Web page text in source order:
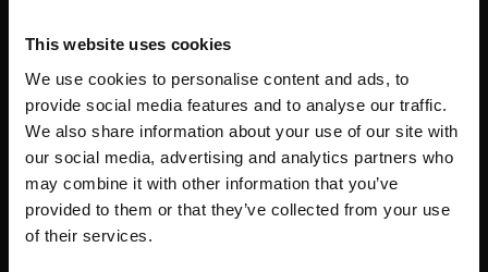
This website uses cookies
We use cookies to personalise content and ads, to
provide social media features and to analyse our traffic.
We also share information about your use of our site with
our social media, advertising and analytics partners who
may combine it with other information that you’ve
provided to them or that they’ve collected from your use
of their services.
Naše společnost
Scalable Hosting Solutions OÜ
DIČ: EE102133820
Adresa: Harju maakond, Tallinn, Kesklinna linnaosa,
Vesivärava tn 50-201, 10152